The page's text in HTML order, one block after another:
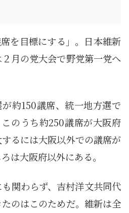
を目標にする」。日本維新
月の党大会で野党第一党へ
約150議席、統一地方選で
のうち約250議席が大阪府
るには大阪以外での議席が
は大阪府以外にある。
関わらず、吉村洋文共同代
のはこのためだ。維新は全